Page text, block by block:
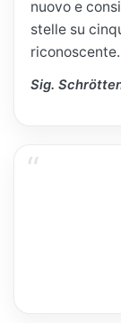
nuovo e
stelle su
riconoscente.
Sig.